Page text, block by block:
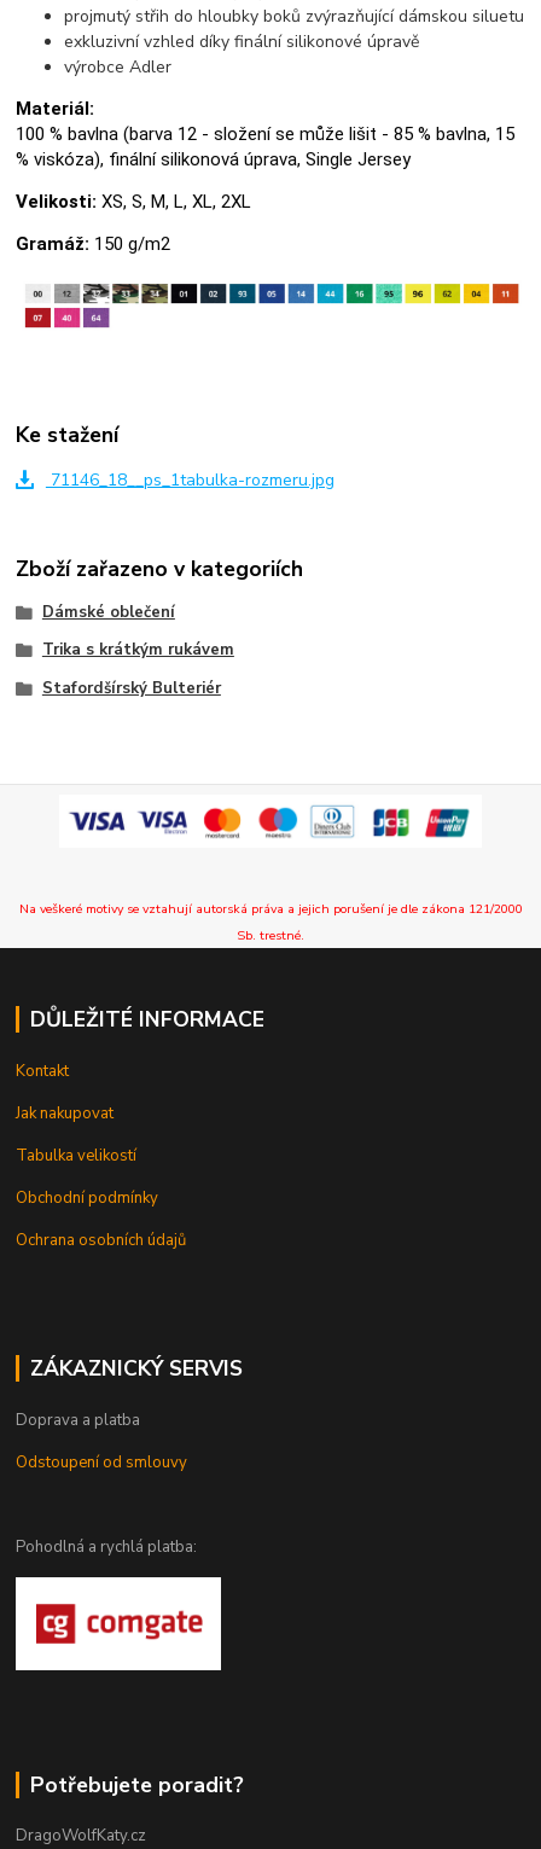
projmutý střih do hloubky boků zvýrazňující dámskou siluetu
exkluzivní vzhled díky finální silikonové úpravě
výrobce Adler
Materiál:
100 % bavlna (barva 12 - složení se může lišit - 85 % bavlna, 15
% viskóza), finální silikonová úprava, Single Jersey
Velikosti: XS, S, M, L, XL, 2XL
Gramáž: 150 g/m2
Ke stažení
71146_18__ps_1tabulka-rozmeru.jpg
Zboží zařazeno v kategoriích
Dámské oblečení
Trika s krátkým rukávem
Stafordšírský Bulteriér
Na veškeré motivy se vztahují autorská práva a jejich porušení je dle zákona 121/2000
Sb. trestné.
DŮLEŽITÉ INFORMACE
Kontakt
Jak nakupovat
Tabulka velikostí
Obchodní podmínky
Ochrana osobních údajů
ZÁKAZNICKÝ SERVIS
Doprava a platba
Odstoupení od smlouvy
Pohodlná a rychlá platba:
Potřebujete poradit?
DragoWolfKaty.cz